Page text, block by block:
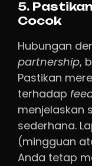
5.
Cocok
Hubungan
partnership,
Pastikan
terhadap
menjelaskan
sederhana.
(mingguan
Anda tetap